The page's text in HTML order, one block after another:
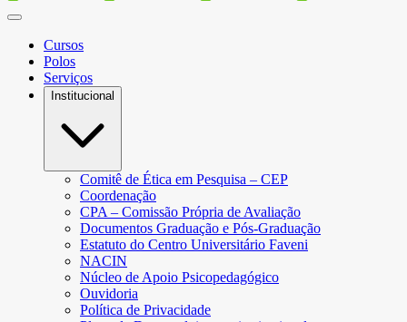
Cursos
Polos
Serviços
Institucional
Comitê de Ética em Pesquisa – CEP
Coordenação
CPA – Comissão Própria de Avaliação
Documentos Graduação e Pós-Graduação
Estatuto do Centro Universitário Faveni
NACIN
Núcleo de Apoio Psicopedagógico
Ouvidoria
Política de Privacidade